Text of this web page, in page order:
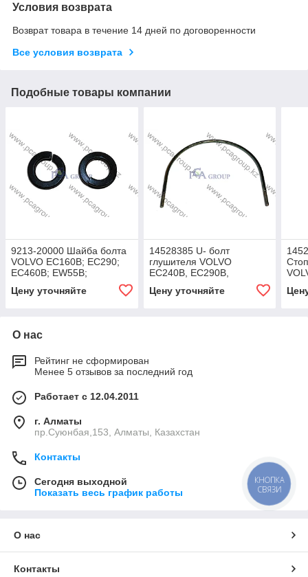
Условия возврата
Возврат товара в течение 14 дней по договоренности
Все условия возврата
Подобные товары компании
9213-20000 Шайба болта
VOLVO EC160B; EC290;
EC460B; EW55B;
Цену уточняйте
14528385 U- болт
глушителя VOLVO
EC240B, EC290B,
Цену уточняйте
О нас
Рейтинг не сформирован
Менее 5 отзывов за последний год
Работает с 12.04.2011
г. Алматы
пр.Суюнбая,153, Алматы, Казахстан
Контакты
Сегодня выходной
Показать весь график работы
О нас
Контакты
КНОПКА
СВЯЗИ